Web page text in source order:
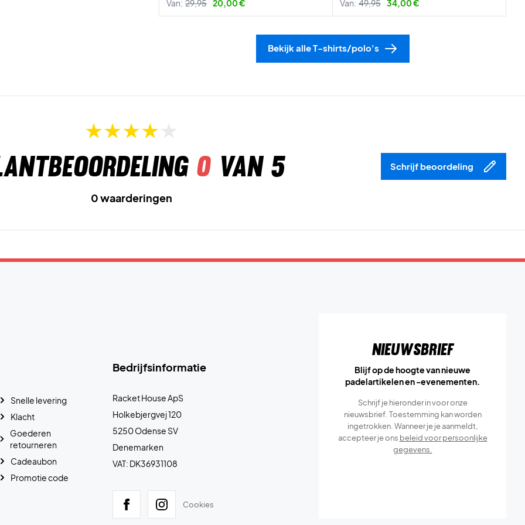
Van: 29,95 20,00 € Van: 49,95 34,00 €
Bekijk alle T-shirts/polo's
0van 5 Schrijf beoordeling
0 waarderingen
Bedrijfsinformatie
Racket House ApS
Holkebjergvej 120
5250 Odense SV
Denemarken
VAT: DK36931108
Cookies
Snelle levering
Klacht
Goederen
retourneren
Cadeaubon
Promotie code
Nieuwsbrief
Blijf op de hoogte van nieuwe
padelartikelen en -evenementen.
Schrijf je hieronder in voor onze
nieuwsbrief. Toestemming kan worden
ingetrokken. Wanneer je je aanmeldt,
accepteer je ons beleid voor persoonlijke
gegevens.